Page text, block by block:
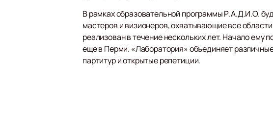
В рамках образовательной программы Р.А.Д.И.О.
мастеров и визионеров, охватывающие все
реализован в течение нескольких лет. Начало
еще в Перми. «Лаборатория» объединяет
партитур и открытые репетиции.